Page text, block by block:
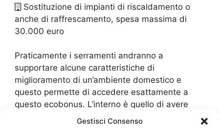
Gestisci Consenso
Sostituzione di impianti di riscaldamento o
anche di raffrescamento, spesa massima di
30.000 euro
Praticamente i serramenti andranno a
supportare alcune caratteristiche di
miglioramento di un’ambiente domestico e
questo permette di accedere esattamente a
questo ecobonus. L’interno è quello di avere
degli immobili che sono altamente